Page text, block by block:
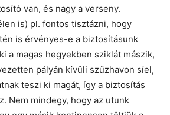
van, és nagy a verseny.
is) pl. fontos tisztázni, hogy
is érvényes-e a biztosításunk
a magas hegyekben sziklát mászik,
pályán kívüli szűzhavon síel,
teszi ki magát, így a biztosítás
Nem mindegy, hogy az utunk